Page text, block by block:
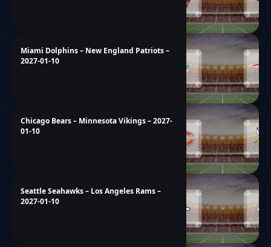
Miami Dolphins – New England Patriots –
2027-01-10
Chicago Bears – Minnesota Vikings – 2027-
01-10
Seattle Seahawks – Los Angeles Rams –
2027-01-10